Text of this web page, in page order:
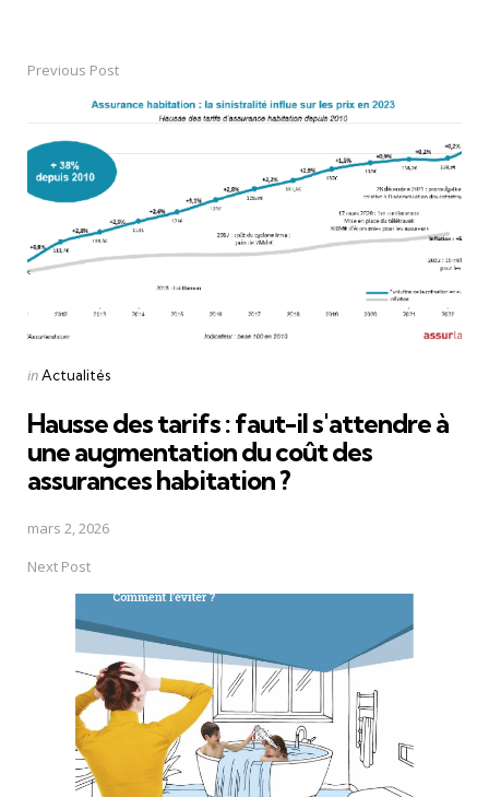
PostPrevious Post
Posted
inActualités
Hausse des tarifs : faut-il s'attendre à
une augmentation du coût des
assurances habitation ?
mars 2, 2026
Next Post